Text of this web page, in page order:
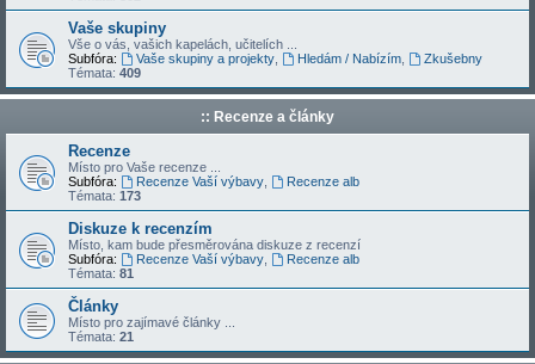
Vaše skupiny
Vše o vás, vašich kapelách, učitelích ...
Subfóra:
Vaše skupiny a projekty, Hledám / Nabízím,
Zkušebny
Témata: 409
:: Recenze a články
Recenze
Místo pro Vaše recenze ...
Subfóra:
Recenze Vaší výbavy,
Recenze alb
Témata: 173
Diskuze k recenzím
Místo, kam bude přesměrována diskuze z recenzí
Subfóra:
Recenze Vaší výbavy,
Recenze alb
Témata: 81
Články
Místo pro zajímavé články ...
Témata: 21